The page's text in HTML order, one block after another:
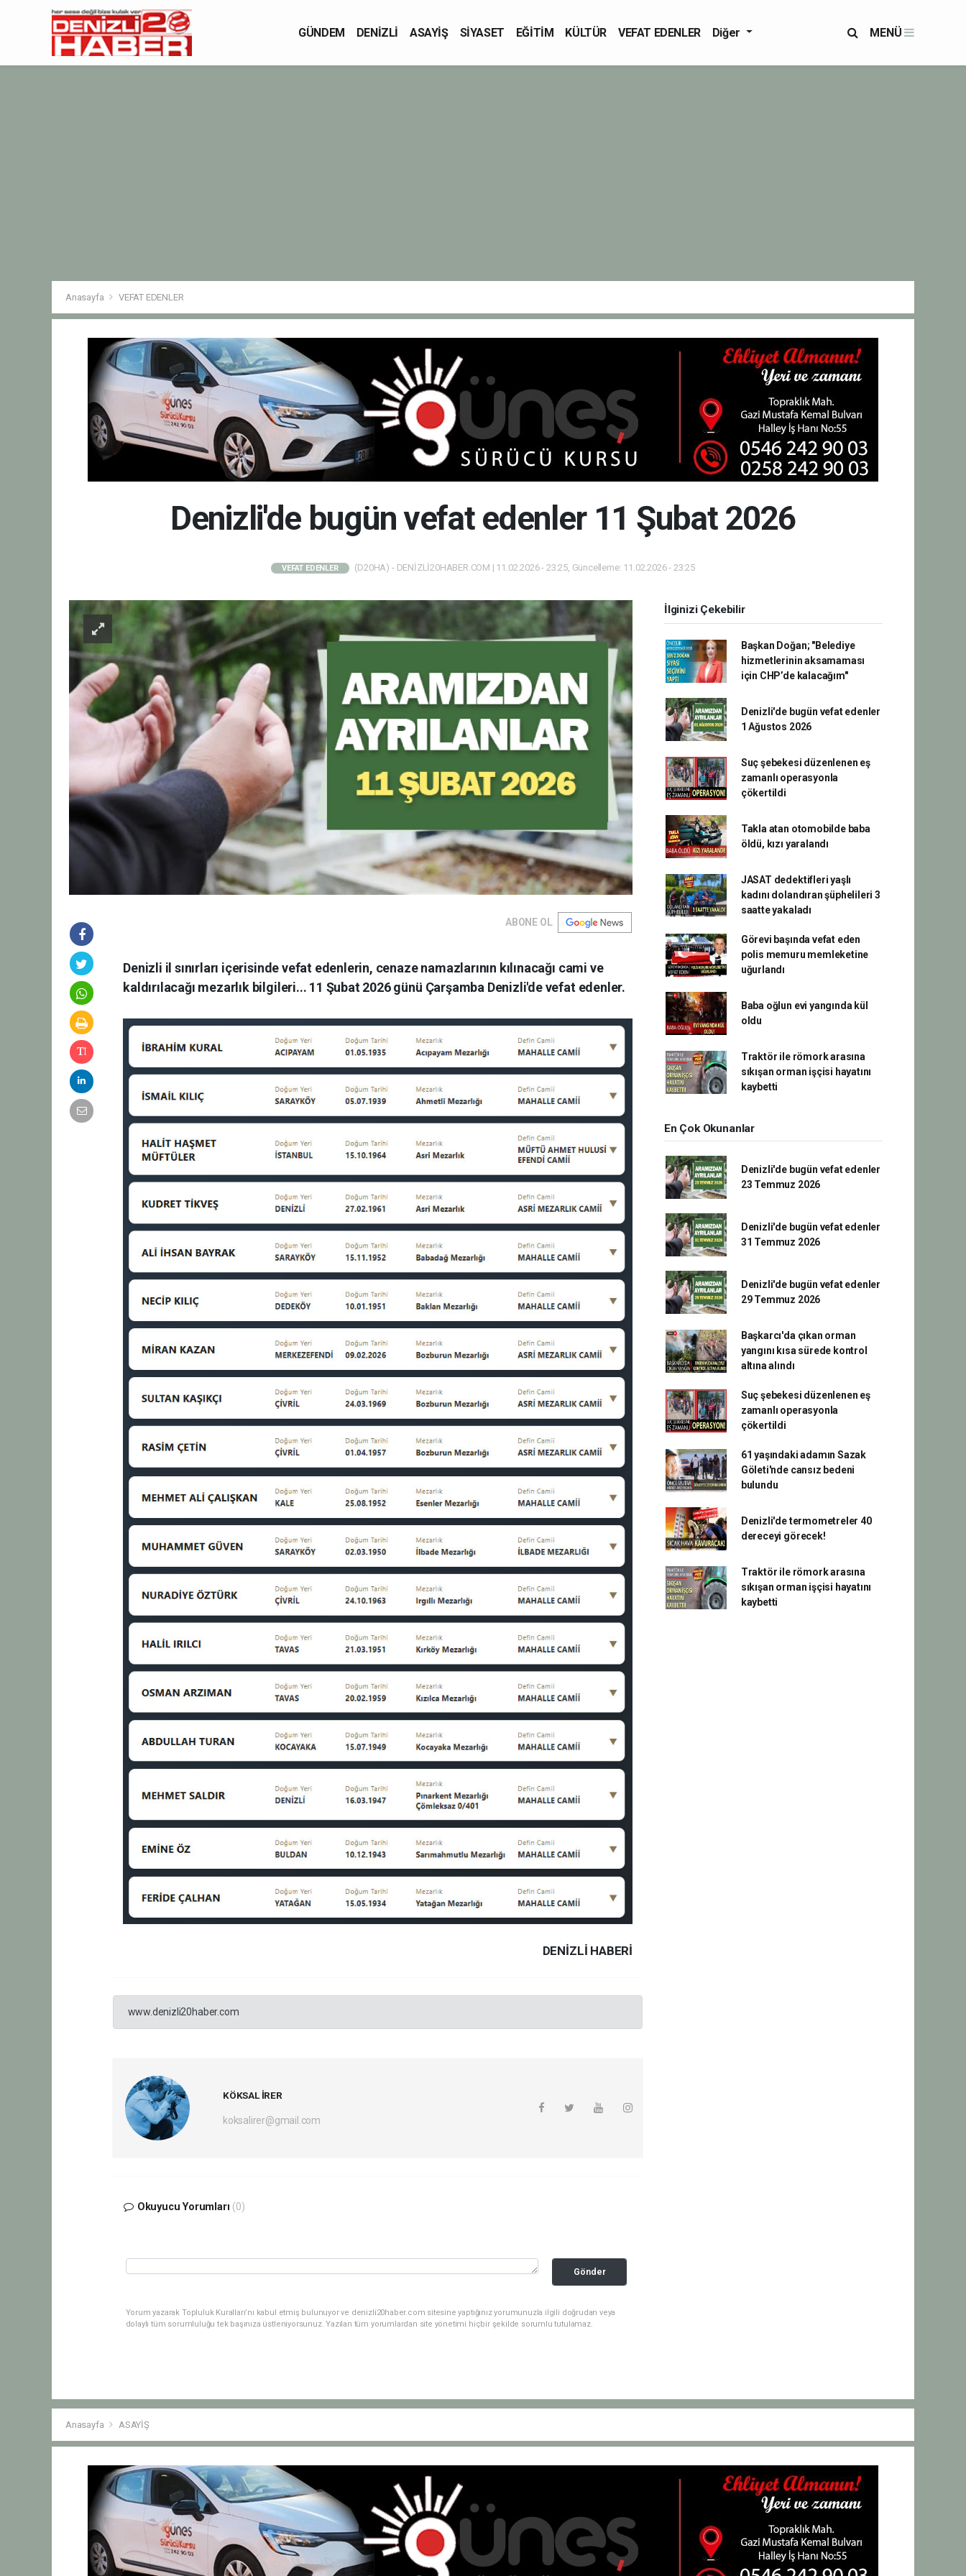
GÜNDEM DENİZLİ ASAYİŞ SİYASET EĞİTİM KÜLTÜR VEFAT EDENLER Diğer MENÜ
Anasayfa VEFAT EDENLER
Denizli'de bugün vefat edenler 11 Şubat 2026
VEFAT EDENLER (D20HA) - DENİZLİ20HABER.COM | 11.02.2026 - 23:25, Güncelleme: 11.02.2026 - 23:25
ABONE OL
Denizli il sınırları içerisinde vefat edenlerin, cenaze namazlarının kılınacağı cami ve
kaldırılacağı mezarlık bilgileri... 11 Şubat 2026 günü Çarşamba Denizli'de vefat edenler.
DENIZLI HABERİ
www.denizli20haber.com
KÖKSAL İRER
koksalirer@gmail.com
Okuyucu Yorumları (0)
Gönder
Yorum yazarak Topluluk Kuralları’nı kabul etmiş bulunuyor ve denizli20haber.com sitesine yaptığınız yorumunuzla ilgili doğrudan veya
dolaylı tüm sorumluluğu tek başınıza üstleniyorsunuz. Yazılan tüm yorumlardan site yönetimi hiçbir şekilde sorumlu tutulamaz.
İlginizi Çekebilir
Başkan Doğan; "Belediye
hizmetlerinin aksamaması
için CHP’de kalacağım"
Denizli'de bugün vefat edenler
1 Ağustos 2026
Suç şebekesi düzenlenen eş
zamanlı operasyonla
çökertildi
Takla atan otomobilde baba
öldü, kızı yaralandı
JASAT dedektifleri yaşlı
kadını dolandıran şüphelileri 3
saatte yakaladı
Görevi başında vefat eden
polis memuru memleketine
uğurlandı
Baba oğlun evi yangında kül
oldu
Traktör ile römork arasına
sıkışan orman işçisi hayatını
kaybetti
En Çok Okunanlar
Denizli'de bugün vefat edenler
23 Temmuz 2026
Denizli'de bugün vefat edenler
31 Temmuz 2026
Denizli'de bugün vefat edenler
29 Temmuz 2026
Başkarcı'da çıkan orman
yangını kısa sürede kontrol
altına alındı
Suç şebekesi düzenlenen eş
zamanlı operasyonla
çökertildi
61 yaşındaki adamın Sazak
Göleti'nde cansız bedeni
bulundu
Denizli'de termometreler 40
dereceyi görecek!
Traktör ile römork arasına
sıkışan orman işçisi hayatını
kaybetti
Anasayfa ASAYİŞ